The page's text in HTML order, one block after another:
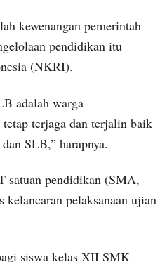
kewenangan pemerintah
pendidikan itu
(NKRI).
adalah warga
terjaga dan terjalin baik
SLB,” harapnya.
satuan pendidikan (SMA,
pelaksanaan ujian
siswa kelas XII SMK